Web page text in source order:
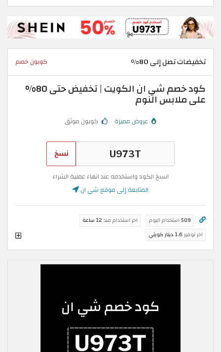
تخفيضات تصل إلى 80% كوبون خصم
كود خصم شي ان الكويت | تخفيض حتى 80%
على ملابس النوم
عروض مميزة كوبون موثق
نسخ
انسخ الكود واستخدمه عند انهاء عملية الشراء
المتابعة إلى موقع شي ان
509 استخدام اليوم اخر استخدام منذ 12 ساعة
اخر توفير 1.6 دينار كويتي